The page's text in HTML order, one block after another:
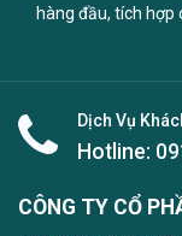
hàng đầu, tích hợp
Dịch Vụ
Hotline:
CÔNG TY CỔ